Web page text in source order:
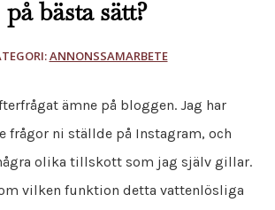
på bästa sätt?
ANNONSSAMARBETE
ämne på bloggen. Jag har
frågor ni ställde på Instagram, och
olika tillskott som jag själv gillar.
vilken funktion detta vattenlösliga